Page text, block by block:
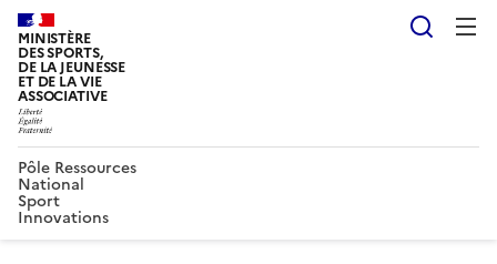
MINISTÈRE
DES SPORTS,
DE LA JEUNESSE
ET DE LA VIE
ASSOCIATIVE
Pôle Ressources
National
Sport
Innovations